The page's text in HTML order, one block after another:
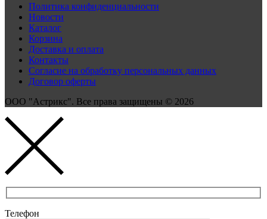
Политика конфиденциальности
Новости
Каталог
Корзина
Доставка и оплата
Контакты
Согласие на обработку персональных данных
Договор оферты
ООО "Астрикс". Все права защищены © 2026
Телефон